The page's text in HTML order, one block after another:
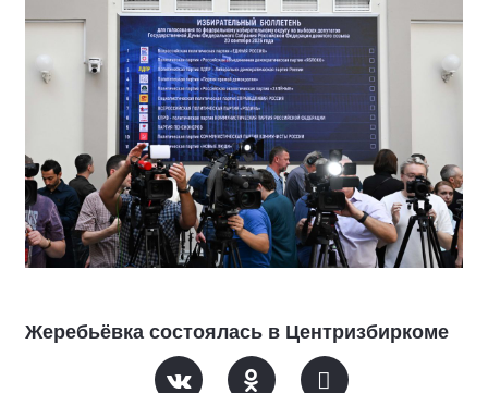
Жеребьёвка состоялась в Центризбиркоме